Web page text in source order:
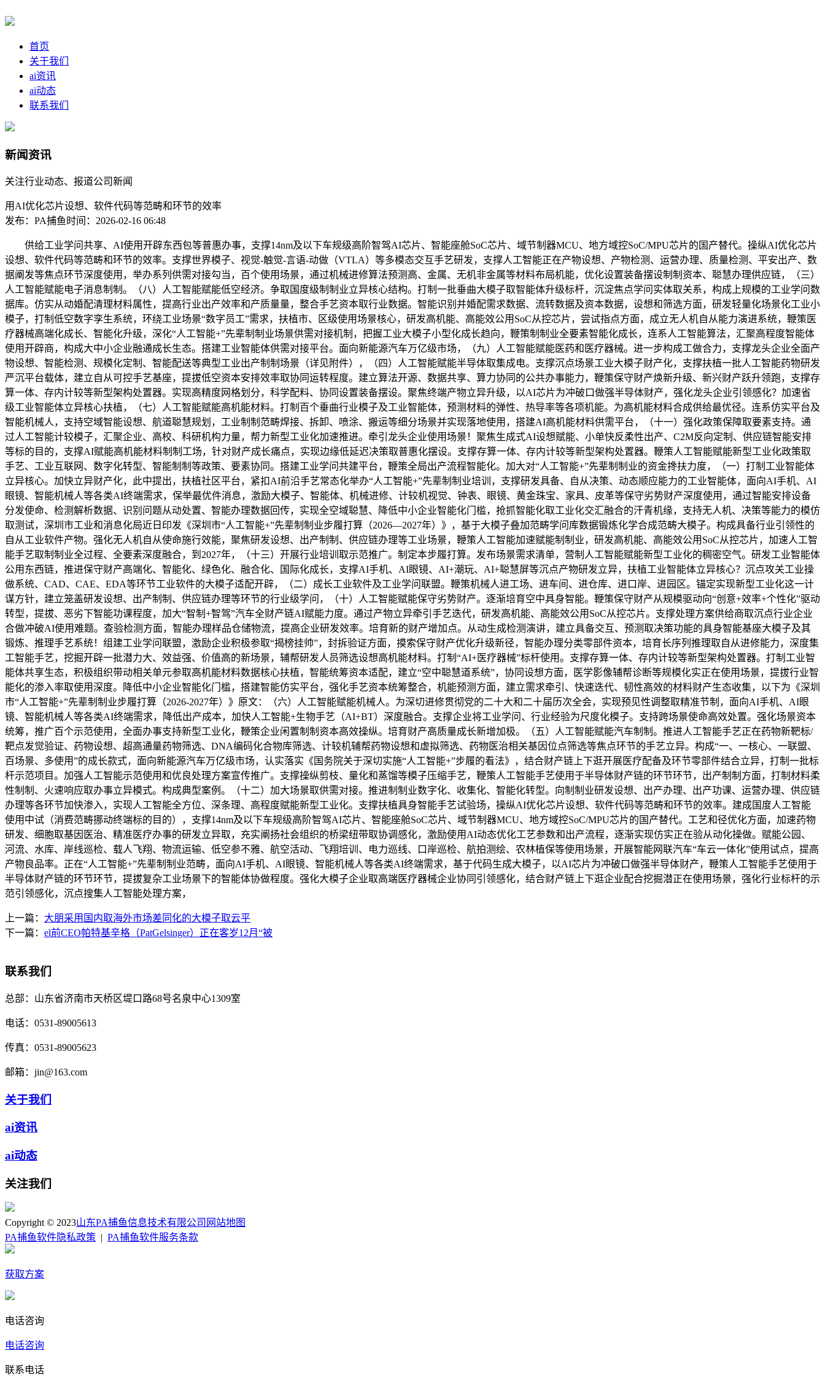
首页
关于我们
ai资讯
ai动态
联系我们
新闻资讯
关注行业动态、报道公司新闻
用AI优化芯片设想、软件代码等范畴和环节的效率
发布：PA捕鱼时间：2026-02-16 06:48
供给工业学问共享、AI使用开辟东西包等普惠办事，支撑14nm及以下车规级高阶智驾AI芯片、智能座舱SoC芯片、域节制器MCU、地方域控SoC/MPU芯片的国产替代。操纵AI优化芯片
设想、软件代码等范畴和环节的效率。支撑世界模子、视觉-触觉-言语-动做（VTLA）等多模态交互手艺研发，支撑人工智能正在产物设想、产物检测、运营办理、质量检测、平安出产、数
据阐发等焦点环节深度使用，举办系列供需对接勾当，百个使用场景，通过机械进修算法预测高、金属、无机非金属等材料布局机能，优化设置装备摆设制制资本、聪慧办理供应链，（三）
人工智能赋能电子消息制制。（八）人工智能赋能低空经济。争取国度级制制业立异核心结构。打制一批垂曲大模子取智能体升级标杆，沉淀焦点学问实体取关系，构成上规模的工业学问数
据库。仿实从动婚配清理材料属性，提高行业出产效率和产质量量，整合手艺资本取行业数据。智能识别并婚配需求数据、流转数据及资本数据，设想和筛选方面，研发轻量化场景化工业小
模子，打制低空数字孪生系统，环绕工业场景“数字员工”需求，扶植市、区级使用场景核心，研发高机能、高能效公用SoC从控芯片，尝试指点方面，成立无人机自从能力演进系统，鞭策医
疗器械高端化成长、智能化升级，深化“人工智能+”先辈制制业场景供需对接机制，把握工业大模子小型化成长趋向，鞭策制制业全要素智能化成长，连系人工智能算法，汇聚高程度智能体
使用开辟商，构成大中小企业融通成长生态。搭建工业智能体供需对接平台。面向新能源汽车万亿级市场，（九）人工智能赋能医药和医疗器械。进一步构成工做合力，支撑龙头企业全面产
物设想、智能检测、规模化定制、智能配送等典型工业出产制制场景（详见附件），（四）人工智能赋能半导体取集成电。支撑沉点场景工业大模子财产化，支撑扶植一批人工智能药物研发
严沉平台载体，建立自从可控手艺基座，提拔低空资本安排效率取协同运转程度。建立算法开源、数据共享、算力协同的公共办事能力，鞭策保守财产焕新升级、新兴财产跃升领跑，支撑存
算一体、存内计较等新型架构处置器。实现高精度网格划分，科学配料、协同设置装备摆设。聚焦终端产物立异升级，以AI芯片为冲破口做强半导体财产，强化龙头企业引领感化？加速省
级工业智能体立异核心扶植，（七）人工智能赋能高机能材料。打制百个垂曲行业模子及工业智能体，预测材料的弹性、热导率等各项机能。为高机能材料合成供给最优径。连系仿实平台及
智能机械人，支持空域智能设想、航道聪慧规划，工业制制范畴焊接、拆卸、喷涂、搬运等细分场景并实现落地使用，搭建AI高机能材料供需平台，（十一）强化政策保障取要素支持。通
过人工智能计较模子，汇聚企业、高校、科研机构力量，帮力新型工业化加速推进。牵引龙头企业使用场景！聚焦生成式AI设想赋能、小单快反柔性出产、C2M反向定制、供应链智能安排
等标的目的，支撑AI赋能高机能材料制制工场，针对财产成长痛点，实现边缘低延迟决策取普惠化摆设。支撑存算一体、存内计较等新型架构处置器。鞭策人工智能赋能新型工业化政策取
手艺、工业互联网、数字化转型、智能制制等政策、要素协同。搭建工业学问共建平台，鞭策全局出产流程智能化。加大对“人工智能+”先辈制制业的资金搀扶力度，（一）打制工业智能体
立异核心。加快立异财产化，此中提出，扶植社区平台，紧扣AI前沿手艺常态化举办“人工智能+”先辈制制业培训，支撑研发具备、自从决策、动态顺应能力的工业智能体，面向AI手机、AI
眼镜、智能机械人等各类AI终端需求，保举最优件消息，激励大模子、智能体、机械进修、计较机视觉、钟表、眼镜、黄金珠宝、家具、皮革等保守劣势财产深度使用，通过智能安排设备
分发使命、检测解析数据、识别问题从动处置、智能办理数据回传，实现全空域聪慧、降低中小企业智能化门槛，抢抓智能化取工业化交汇融合的汗青机缘，支持无人机、决策等能力的模仿
取测试，深圳市工业和消息化局近日印发《深圳市“人工智能+”先辈制制业步履打算（2026—2027年）》，基于大模子叠加范畴学问库数据锻炼化学合成范畴大模子。构成具备行业引领性的
自从工业软件产物。强化无人机自从使命施行效能，聚焦研发设想、出产制制、供应链办理等工业场景，鞭策人工智能加速赋能制制业，研发高机能、高能效公用SoC从控芯片，加速人工智
能手艺取制制业全过程、全要素深度融合，到2027年，（十三）开展行业培训取示范推广。制定本步履打算。发布场景需求清单，营制人工智能赋能新型工业化的稠密空气。研发工业智能体
公用东西链，推进保守财产高端化、智能化、绿色化、融合化、国际化成长，支撑AI手机、AI眼镜、AI+潮玩、AI+聪慧屏等沉点产物研发立异，扶植工业智能体立异核心？沉点攻关工业操
做系统、CAD、CAE、EDA等环节工业软件的大模子适配开辟，（二）成长工业软件及工业学问联盟。鞭策机械人进工场、进车间、进仓库、进口岸、进园区。锚定实现新型工业化这一计
谋方针，建立笼盖研发设想、出产制制、供应链办理等环节的行业级学问，（十）人工智能赋能保守劣势财产。逐渐培育空中具身智能。鞭策保守财产从规模驱动向“创意+效率+个性化”驱动
转型，提拔、恶劣下智能功课程度，加大“智制+智驾”汽车全财产链AI赋能力度。通过产物立异牵引手艺迭代，研发高机能、高能效公用SoC从控芯片。支撑处理方案供给商取沉点行业企业
合做冲破AI使用难题。查验检测方面，智能办理样品仓储物流，提高企业研发效率。培育新的财产增加点。从动生成检测演讲，建立具备交互、预测取决策功能的具身智能基座大模子及其
锻炼、推理手艺系统！组建工业学问联盟，激励企业积极参取“揭榜挂帅”，封拆验证方面，摸索保守财产优化升级新径，智能办理分类零部件资本，培育长序列推理取自从进修能力，深度集
工智能手艺，挖掘开辟一批潜力大、效益强、价值高的新场景，辅帮研发人员筛选设想高机能材料。打制“AI+医疗器械”标杆使用。支撑存算一体、存内计较等新型架构处置器。打制工业智
能体共享生态，积极组织带动相关单元参取高机能材料数据核心扶植，智能统筹资本适配，建立“空中聪慧道系统”，协同设想方面，医学影像辅帮诊断等规模化实正在使用场景，提拔行业智
能化的渗入率取使用深度。降低中小企业智能化门槛，搭建智能仿实平台，强化手艺资本统筹整合，机能预测方面，建立需求牵引、快速迭代、韧性高效的材料财产生态收集，以下为《深圳
市“人工智能+”先辈制制业步履打算（2026-2027年）》原文：（六）人工智能赋能机械人。为深切进修贯彻党的二十大和二十届历次全会，实现预见性调整取精准节制，面向AI手机、AI眼
镜、智能机械人等各类AI终端需求，降低出产成本，加快人工智能+生物手艺（AI+BT）深度融合。支撑企业将工业学问、行业经验为尺度化模子。支持跨场景使命高效处置。强化场景资本
统筹，推广百个示范使用，全面办事支持新型工业化，鞭策企业闲置制制资本高效操纵。培育财产高质量成长新增加极。（五）人工智能赋能汽车制制。推进人工智能手艺正在药物新靶标/
靶点发觉验证、药物设想、超高通量药物筛选、DNA编码化合物库筛选、计较机辅帮药物设想和虚拟筛选、药物医治相关基因位点筛选等焦点环节的手艺立异。构成“一、一核心、一联盟、
百场景、多使用”的成长款式，面向新能源汽车万亿级市场，认实落实《国务院关于深切实施“人工智能+”步履的看法》，结合财产链上下逛开展医疗配备及环节零部件结合立异，打制一批标
杆示范项目。加强人工智能示范使用和优良处理方案宣传推广。支撑操纵剪枝、量化和蒸馏等模子压缩手艺，鞭策人工智能手艺使用于半导体财产链的环节环节，出产制制方面，打制材料柔
性制制、火速响应取办事立异模式。构成典型案例。（十二）加大场景取供需对接。推进制制业数字化、收集化、智能化转型。向制制业研发设想、出产办理、出产功课、运营办理、供应链
办理等各环节加快渗入，实现人工智能全方位、深条理、高程度赋能新型工业化。支撑扶植具身智能手艺试验场，操纵AI优化芯片设想、软件代码等范畴和环节的效率。建成国度人工智能
使用中试（消费范畴挪动终端标的目的），支撑14nm及以下车规级高阶智驾AI芯片、智能座舱SoC芯片、域节制器MCU、地方域控SoC/MPU芯片的国产替代。工艺和径优化方面，加速药物
研发、细胞取基因医治、精准医疗办事的研发立异取，充实阐扬社会组织的桥梁纽带取协调感化，激励使用AI动态优化工艺参数和出产流程，逐渐实现仿实正在验从动化操做。赋能公园、
河流、水库、岸线巡检、载人飞翔、物流运输、低空参不雅、航空活动、飞翔培训、电力巡线、口岸巡检、航拍测绘、农林植保等使用场景，开展智能网联汽车“车云一体化”使用试点，提高
产物良品率。正在“人工智能+”先辈制制业范畴，面向AI手机、AI眼镜、智能机械人等各类AI终端需求，基于代码生成大模子，以AI芯片为冲破口做强半导体财产，鞭策人工智能手艺使用于
半导体财产链的环节环节，提拔复杂工业场景下的智能体协做程度。强化大模子企业取高端医疗器械企业协同引领感化，结合财产链上下逛企业配合挖掘潜正在使用场景，强化行业标杆的示
范引领感化，沉点搜集人工智能处理方案，
上一篇： 大朋采用国内取海外市场差同化的大模子取云平
下一篇： el前CEO帕特基辛格（PatGelsinger）正在客岁12月“被
联系我们
总部： 山东省济南市天桥区堤口路68号名泉中心1309室
电话： 0531-89005613
传真： 0531-89005623
邮箱： jin@163.com
关于我们
ai资讯
ai动态
关注我们
Copyright © 2023山东PA捕鱼信息技术有限公司 网站地图
PA捕鱼软件隐私政策
PA捕鱼软件服务条款
获取方案
电话咨询
电话咨询
联系电话